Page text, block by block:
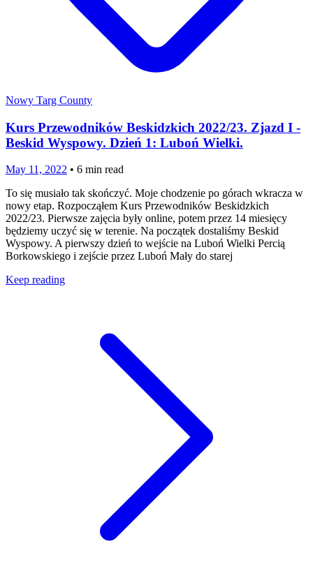
Nowy Targ County
Kurs Przewodników Beskidzkich 2022/23. Zjazd I -
Beskid Wyspowy. Dzień 1: Luboń Wielki.
May 11, 2022 • 6 min read
To się musiało tak skończyć. Moje chodzenie po górach wkracza w
nowy etap. Rozpocząłem Kurs Przewodników Beskidzkich
2022/23. Pierwsze zajęcia były online, potem przez 14 miesięcy
będziemy uczyć się w terenie. Na początek dostaliśmy Beskid
Wyspowy. A pierwszy dzień to wejście na Luboń Wielki Percią
Borkowskiego i zejście przez Luboń Mały do starej
Keep reading